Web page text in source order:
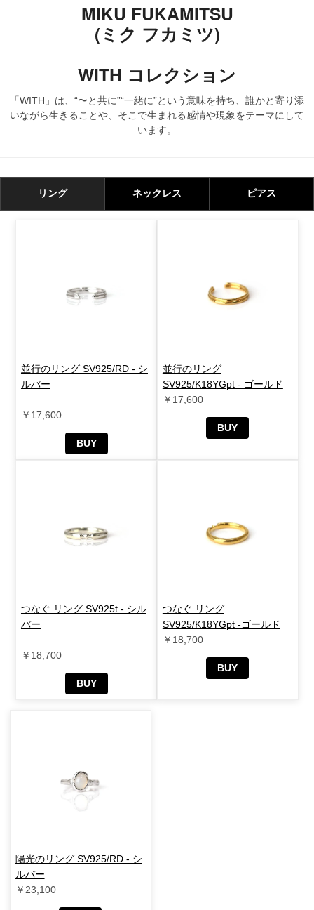
MIKU FUKAMITSU
(ミク フカミツ)
WITH コレクション
「WITH」は、“〜と共に”“一緒に”という意味を持ち、誰かと寄り添
いながら生きることや、そこで生まれる感情や現象をテーマにして
います。
リング ネックレス ピアス
並行のリング SV925/RD - シ
ルバー
￥17,600
BUY
並行のリング
SV925/K18YGpt - ゴールド
￥17,600
BUY
つなぐ リング SV925t - シル
バー
￥18,700
BUY
つなぐ リング
SV925/K18YGpt -ゴールド
￥18,700
BUY
陽光のリング SV925/RD - シ
ルバー
￥23,100